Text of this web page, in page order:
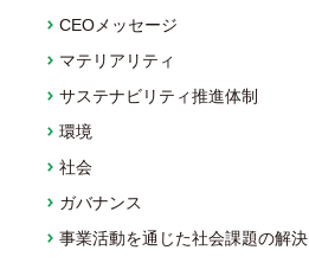
CEOメッセージ
マテリアリティ
サステナビリティ推進体制
環境
社会
ガバナンス
事業活動を通じた社会課題の解決